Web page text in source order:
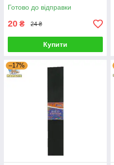
Готово до відправки
20 ₴ 24 ₴
Купити
–17%